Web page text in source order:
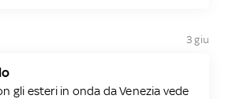
3 giu
gli esteri in onda da Venezia vede